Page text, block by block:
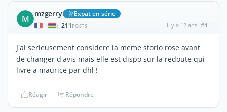
M mzgerry Expat en série
| 211 POSTS il y a 12 ans #4
J'ai serieusement considere la meme storio rose avant
de changer d'avis mais elle est dispo sur la redoute qui
livre a maurice par dhl !
Réagir Répondre